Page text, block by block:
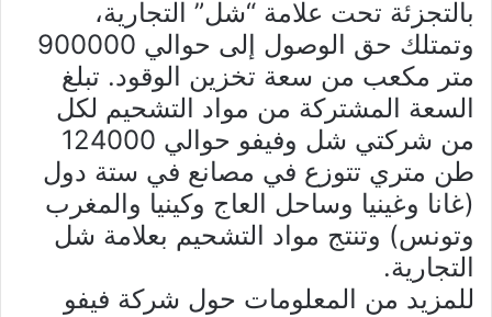
بالتجزئة تحت علامة “شل” التجارية،
وتمتلك حق الوصول إلى حوالي 900000
متر مكعب من سعة تخزين الوقود. تبلغ
السعة المشتركة من مواد التشحيم لكل
من شركتي شل وفيفو حوالي 124000
طن متري تتوزع في مصانع في ستة دول
(غانا وغينيا وساحل العاج وكينيا والمغرب
وتونس) وتنتج مواد التشحيم بعلامة شل
التجارية.
للمزيد من المعلومات حول شركة فيفو